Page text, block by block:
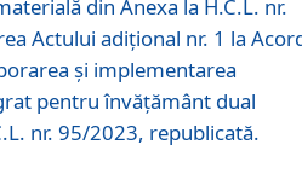
din Anexa la H.C.L. nr.
Actului adițional nr. 1 la
și implementarea
pentru învățământ dual
nr. 95/2023, republicată.